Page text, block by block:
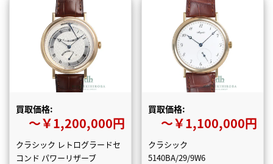
買取価格:
〜￥1,200,000円
クラシック レトログラードセ
コンド パワーリザーブ
買取価格:
〜￥1,100,000円
クラシック
5140BA/29/9W6